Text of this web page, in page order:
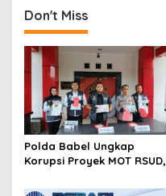
g
a
t
i
o
n
Oknum APH
Don't Miss
Polda Babel Ungkap
Korupsi Proyek MOT RSUD,
Loss dan Rugikan Negara